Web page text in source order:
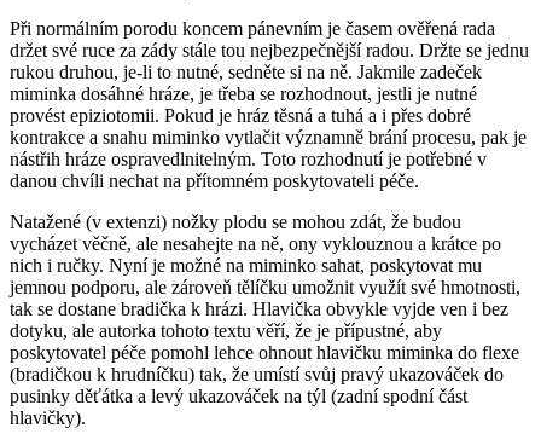
Při normálním porodu koncem pánevním je časem ověřená rada
držet své ruce za zády stále tou nejbezpečnější radou. Držte se jednu
rukou druhou, je-li to nutné, sedněte si na ně. Jakmile zadeček
miminka dosáhné hráze, je třeba se rozhodnout, jestli je nutné
provést epiziotomii. Pokud je hráz těsná a tuhá a i přes dobré
kontrakce a snahu miminko vytlačit významně brání procesu, pak je
nástřih hráze ospravedlnitelným. Toto rozhodnutí je potřebné v
danou chvíli nechat na přítomném poskytovateli péče.
Natažené (v extenzi) nožky plodu se mohou zdát, že budou
vycházet věčně, ale nesahejte na ně, ony vyklouznou a krátce po
nich i ručky. Nyní je možné na miminko sahat, poskytovat mu
jemnou podporu, ale zároveň tělíčku umožnit využít své hmotnosti,
tak se dostane bradička k hrázi. Hlavička obvykle vyjde ven i bez
dotyku, ale autorka tohoto textu věří, že je přípustné, aby
poskytovatel péče pomohl lehce ohnout hlavičku miminka do flexe
(bradičkou k hrudníčku) tak, že umístí svůj pravý ukazováček do
pusinky děťátka a levý ukazováček na týl (zadní spodní část
hlavičky).